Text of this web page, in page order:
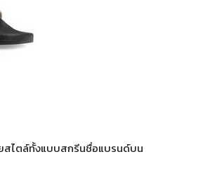
สไตล์ทั้งแบบสกรีนชื่อแบรนด์บน